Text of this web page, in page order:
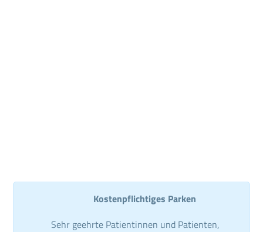
Kostenpflichtiges Parken
Sehr geehrte Patientinnen und Patienten,